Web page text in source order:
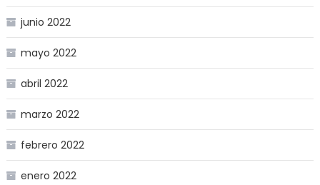
junio 2022
mayo 2022
abril 2022
marzo 2022
febrero 2022
enero 2022